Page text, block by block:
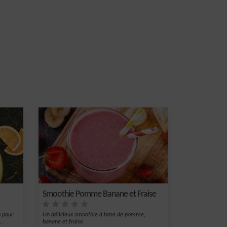
pour
Smoothie Pomme Banane et Fraise
Un délicieux smoothie à base de pomme,
banane et fraise.